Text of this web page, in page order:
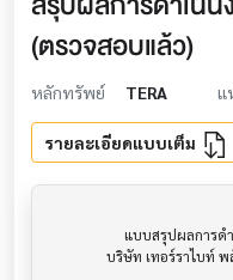
(ตรวจสอบแล้ว)
หลักทรัพย์ TERA แ
รายละเอียดแบบเต็ม